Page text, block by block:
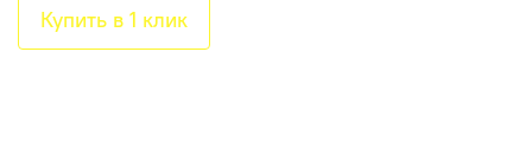
Купить в 1 клик